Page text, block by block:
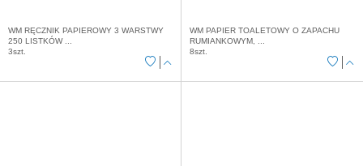
WM RĘCZNIK PAPIEROWY 3 WARSTWY
250 LISTKÓW ...
3szt.
WM PAPIER TOALETOWY O ZAPACHU
RUMIANKOWYM, ...
8szt.